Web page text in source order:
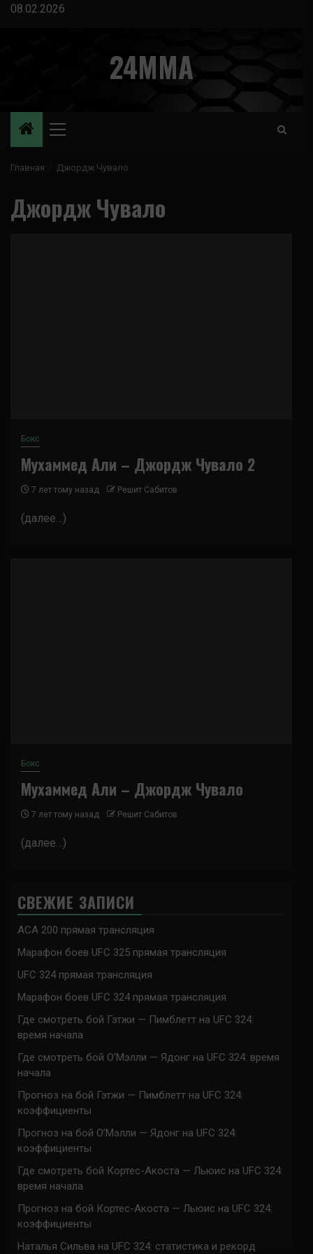
Перейти
08.02.2026
24MMA
Основное
Главная Джордж Чувало
Джордж Чувало
Бокс
Мухаммед Али – Джордж Чувало 2
7 лет тому назад Решит Сабитов
(далее…)
Бокс
Мухаммед Али – Джордж Чувало
7 лет тому назад Решит Сабитов
(далее…)
СВЕЖИЕ ЗАПИСИ
ACA 200 прямая трансляция
Марафон боев UFC 325 прямая трансляция
UFC 324 прямая трансляция
Марафон боев UFC 324 прямая трансляция
Где смотреть бой Гэтжи — Пимблетт на UFC 324:
время начала
Где смотреть бой О’Мэлли — Ядонг на UFC 324: время
начала
Прогноз на бой Гэтжи — Пимблетт на UFC 324:
коэффициенты
Прогноз на бой О’Мэлли — Ядонг на UFC 324:
коэффициенты
Где смотреть бой Кортес-Акоста — Льюис на UFC 324:
время начала
Прогноз на бой Кортес-Акоста — Льюис на UFC 324:
коэффициенты
Наталья Сильва на UFC 324: статистика и рекорд